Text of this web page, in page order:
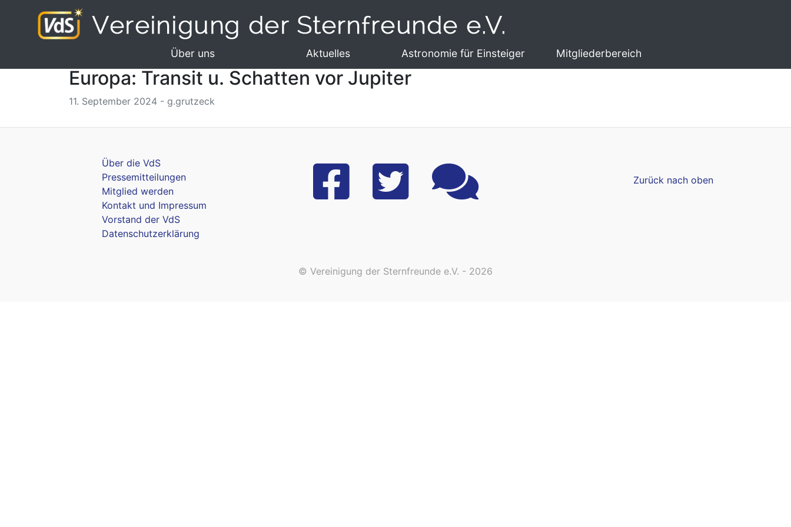
Über uns Aktuelles Astronomie für Einsteiger Mitgliederbereich
Europa: Transit u. Schatten vor Jupiter
11. September 2024 - g.grutzeck
Über die VdS
Pressemitteilungen
Mitglied werden
Kontakt und Impressum
Vorstand der VdS
Datenschutzerklärung
Zurück nach oben
© Vereinigung der Sternfreunde e.V. - 2026